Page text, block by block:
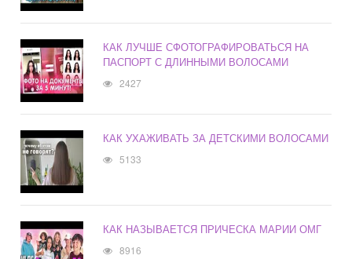
КАК ЛУЧШЕ СФОТОГРАФИРОВАТЬСЯ НА
ПАСПОРТ С ДЛИННЫМИ ВОЛОСАМИ
2427
КАК УХАЖИВАТЬ ЗА ДЕТСКИМИ ВОЛОСАМИ
5133
КАК НАЗЫВАЕТСЯ ПРИЧЕСКА МАРИИ ОМГ
8916